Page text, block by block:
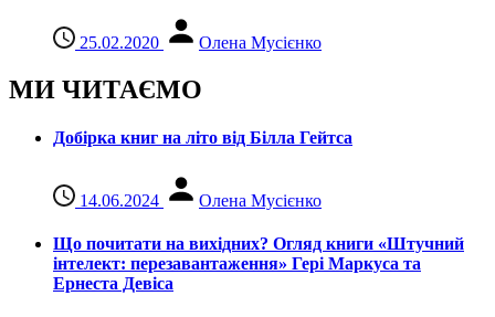
25.02.2020 Олена Мусієнко
МИ ЧИТАЄМО
Добірка книг на літо від Білла Гейтса
14.06.2024 Олена Мусієнко
Що почитати на вихідних? Огляд книги «Штучний
інтелект: перезавантаження» Гері Маркуса та
Ернеста Девіса